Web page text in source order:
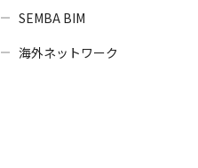
SEMBA BIM
海外ネットワーク